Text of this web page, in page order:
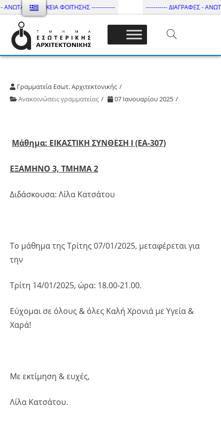
ΔΙΑΡΚΕΙΑ ΦΟΙΤΗΣΗΣ ------------ ----------- ΔΙΑΓΡΑΦΕΣ -
Τμήμα Εσωτ. Αρχιτεκτονικής – ΔΙ.ΠΑ.Ε
Γραμματεία Εσωτ. Αρχιτεκτονικής
Ανακοινώσεις γραμματείας
07 Ιανουαρίου 2025
Μάθημα: ΕΙΚΑΣΤΙΚΗ ΣΥΝΘΕΣΗ Ι (ΕΑ-307)
ΕΞΑΜΗΝΟ 3, ΤΜΗΜΑ 2
Διδάσκουσα: Λίλα Κατσάτου
Το μάθημα της Τρίτης 07/01/2025, μεταφέρεται για
την
Τρίτη 14/01/2025, ώρα: 18.00-21.00.
Εύχομαι σε όλους & όλες Καλή Χρονιά με Υγεία &
Χαρά!
Με εκτίμηση & ευχές,
Λίλα Κατσάτου.